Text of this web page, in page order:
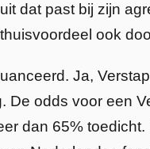
dat past bij zijn
ook
Ja,
De odds voor een
dan 65%